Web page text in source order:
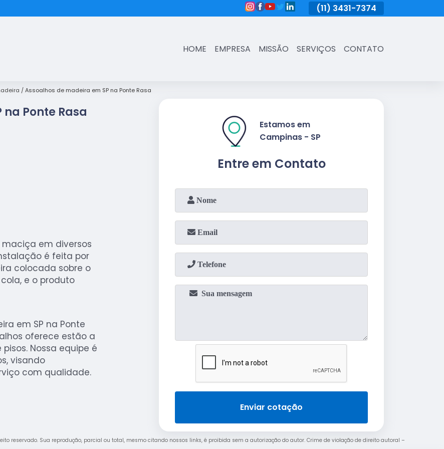
3431-7374 (11) 3431-7374
HOME EMPRESA MISSÃO SERVIÇOS CONTATO
Assoalhos de madeira em SP na Ponte Rasa
Ponte Rasa
em diversos
é feita por
colocada sobre o
e o produto
em SP na Ponte
oferece estão a
Nossa equipe é
visando
com qualidade.
Entre em Contato
Estamos em
Campinas - SP
Enviar cotação
reservado. Sua reprodução, parcial ou total, mesmo citando nossos links, é proibida sem a autorização do autor. Crime de violação de direito autoral –